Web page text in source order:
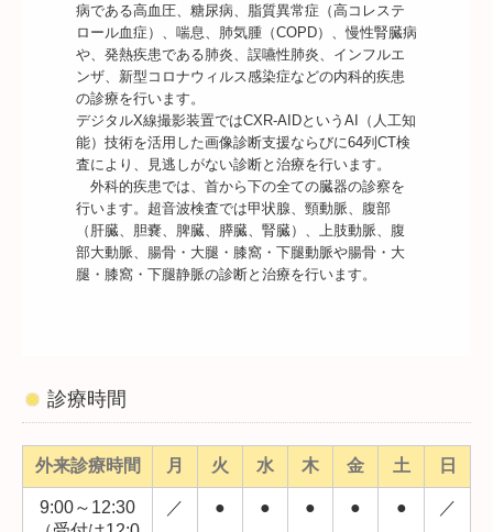
病である高血圧、糖尿病、脂質異常症（高コレステ
ロール血症）、喘息、肺気腫（COPD）、慢性腎臓病
や、発熱疾患である肺炎、誤嚥性肺炎、インフルエ
ンザ、新型コロナウィルス感染症などの内科的疾患
の診療を行います。
デジタルX線撮影装置ではCXR-AIDというAI（人工知
能）技術を活用した画像診断支援ならびに64列CT検
査により、見逃しがない診断と治療を行います。
外科的疾患では、首から下の全ての臓器の診察を
行います。超音波検査では甲状腺、頸動脈、腹部
（肝臓、胆嚢、脾臓、膵臓、腎臓）、上肢動脈、腹
部大動脈、腸骨・大腿・膝窩・下腿動脈や腸骨・大
腿・膝窩・下腿静脈の診断と治療を行います。
診療時間
外来診療時間 月 火 水 木 金 土 日
9:00～12:30
／ ● ● ● ● ● ／